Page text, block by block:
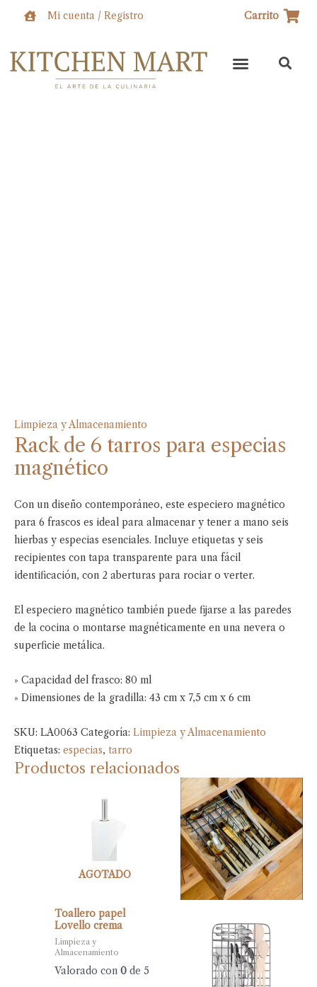
Mi cuenta / Registro Carrito
Limpieza y Almacenamiento
Rack de 6 tarros para especias
magnético
Con un diseño contemporáneo, este especiero magnético
para 6 frascos es ideal para almacenar y tener a mano seis
hierbas y especias esenciales. Incluye etiquetas y seis
recipientes con tapa transparente para una fácil
identificación, con 2 aberturas para rociar o verter.
El especiero magnético también puede fijarse a las paredes
de la cocina o montarse magnéticamente en una nevera o
superficie metálica.
» Capacidad del frasco: 80 ml
» Dimensiones de la gradilla: 43 cm x 7,5 cm x 6 cm
SKU: LA0063 Categoría: Limpieza y Almacenamiento
Etiquetas: especias, tarro
Productos relacionados
AGOTADO
Toallero papel
Lovello crema
Limpieza y
Almacenamiento
Valorado con0 de 5